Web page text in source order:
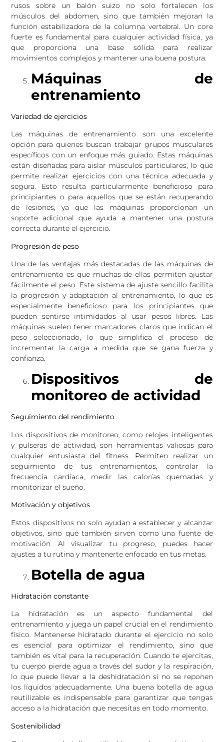
rusos sobre un balón suizo no solo fortalecen los
músculos del abdomen, sino que también mejoran la
función estabilizadora de la columna vertebral. Un core
fuerte es fundamental para cualquier actividad física, ya
que proporciona una base sólida para realizar
movimientos complejos y mantener una buena postura.
Máquinas de
entrenamiento
Variedad de ejercicios
Las máquinas de entrenamiento son una excelente
opción para quienes buscan trabajar grupos musculares
específicos con un enfoque más guiado. Estas máquinas
están diseñadas para aislar músculos particulares, lo que
permite realizar ejercicios con una técnica adecuada y
segura. Esto resulta particularmente beneficioso para
principiantes o para aquellos que se están recuperando
de lesiones, ya que las máquinas proporcionan un
soporte adicional que ayuda a mantener una postura
correcta durante el ejercicio.
Progresión de peso
Una de las ventajas más destacadas de las máquinas de
entrenamiento es que muchas de ellas permiten ajustar
fácilmente el peso. Este sistema de ajuste sencillo facilita
la progresión y adaptación al entrenamiento, lo que es
especialmente beneficioso para los principiantes que
pueden sentirse intimidados al usar pesos libres. Las
máquinas suelen tener marcadores claros que indican el
peso seleccionado, lo que simplifica el proceso de
incrementar la carga a medida que se gana fuerza y
confianza.
Dispositivos de
monitoreo de actividad
Seguimiento del rendimiento
Los dispositivos de monitoreo, como relojes inteligentes
y pulseras de actividad, son herramientas valiosas para
cualquier entusiasta del fitness. Permiten realizar un
seguimiento de tus entrenamientos, controlar la
frecuencia cardíaca, medir las calorías quemadas y
monitorizar el sueño.
Motivación y objetivos
Estos dispositivos no solo ayudan a establecer y alcanzar
objetivos, sino que también sirven como una fuente de
motivación. Al visualizar tu progreso, puedes hacer
ajustes a tu rutina y mantenerte enfocado en tus metas.
Botella de agua
Hidratación constante
La hidratación es un aspecto fundamental del
entrenamiento y juega un papel crucial en el rendimiento
físico. Mantenerse hidratado durante el ejercicio no solo
es esencial para optimizar el rendimiento, sino que
también es vital para la recuperación. Cuando te ejercitas,
tu cuerpo pierde agua a través del sudor y la respiración,
lo que puede llevar a la deshidratación si no se reponen
los líquidos adecuadamente. Una buena botella de agua
reutilizable es indispensable para garantizar que tengas
acceso a la hidratación que necesitas en todo momento.
Sostenibilidad